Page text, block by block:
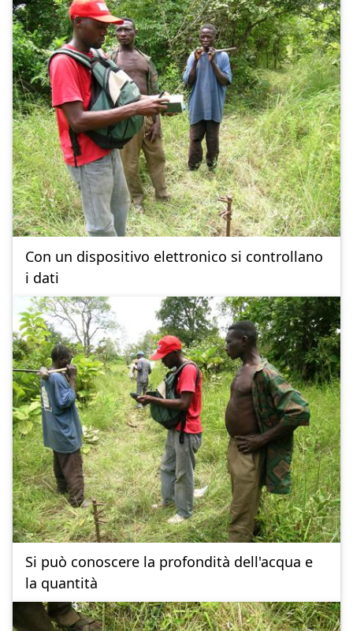
Con un dispositivo elettronico si controllano
i dati
Si può conoscere la profondità dell'acqua e
la quantità